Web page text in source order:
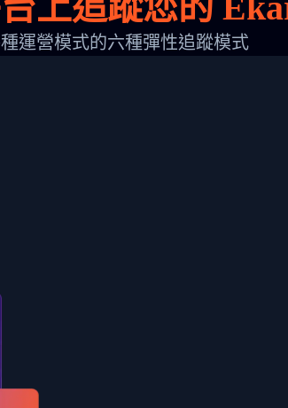
KONG, HONG KONG-HONG KONG,2017-03-
運營模式的六種彈性追蹤模式